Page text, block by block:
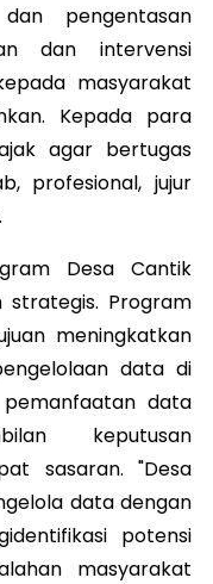
pengentasan
dan intervensi
masyarakat
Kepada para
agar bertugas
profesional, jujur
Desa Cantik
Program
meningkatkan
data di
data
keputusan
sasaran. "Desa
data dengan
potensi
masyarakat